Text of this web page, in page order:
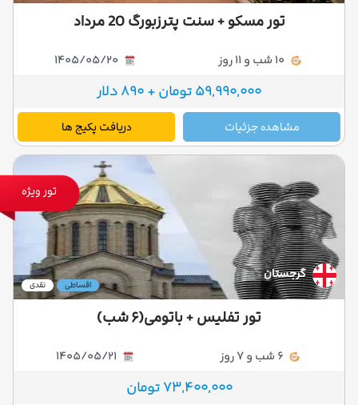
تور مسکو + سنت پترزبورگ 20 مرداد
59,990,000 تومان + 890 دلار
مشاهده جزئیات دریافت پکیج ها
تور ویژه
گرجستان
نقدی اقساطی
تور تفلیس + باتومی(۶ شب)
73,400,000 تومان